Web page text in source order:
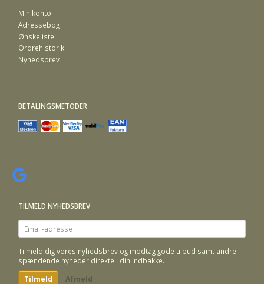
Min konto
Adressebog
Ønskeliste
Ordrehistorik
Nyhedsbrev
BETALINGSMETODER
TILMELD NYHEDSBREV
Email-
adresse
Tilmeld dig vores nyhedsbrev og modtag gode tilbud samt andre
spændende nyheder direkte i din indbakke.
Tilmeld Afmeld